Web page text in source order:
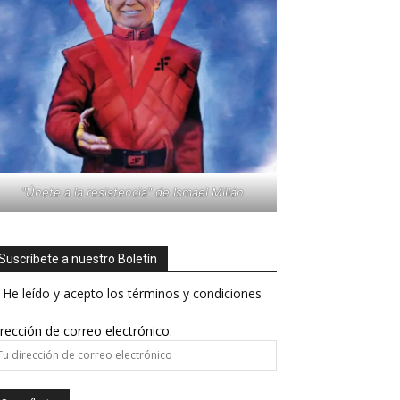
"Únete a la resistencia" de Ismael Millán
a nuestro Boletín
He leído y acepto los términos y condiciones
de correo electrónico: